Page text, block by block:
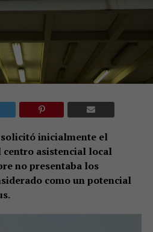
solicitó inicialmente el
asistencial local
no presentaba los
como un potencial